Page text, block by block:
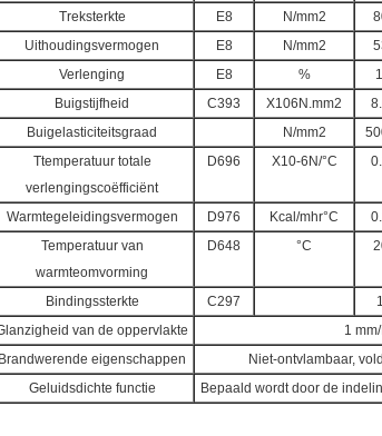
Treksterkte E8 N/mm2
Uithoudingsvermogen
E8 N/mm2
Verlenging
E8 %
Buigstijfheid
C393 X106N.mm2
Buigelasticiteitsgraad
N/mm2
Ttemperatuur totale
verlengingscoëfficiënt
D696 X10-6N/°C
Warmtegeleidingsvermogen D976 Kcal/mhr°C
Temperatuur van
warmteomvorming
D648 °C
Bindingssterkte C297
van de oppervlakte
1
Brandwerende eigenschappen
Niet-ontvlambaar,
Geluidsdichte functie
Bepaald wordt door de